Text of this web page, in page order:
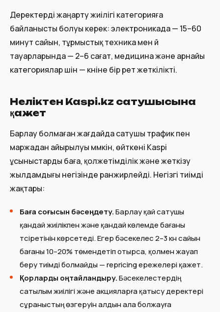
Деректерді жаңарту жиілігі категорияға
байланысты болуы керек: электроникада — 15–60
минут сайын, тұрмыстық техника мен үй
тауарларында — 2–6 сағат, медицина және арнайы
категориялар үшін — күніне бір рет жеткілікті.
Неліктен Kaspi.kz сатушысына
қажет
Барлау болмаған жағдайда сатушы трафик пен
маржадан айырылуы мүмкін, өйткені Kaspi
ұсыныстарды баға, қолжетімділік және жеткізу
жылдамдығы негізінде ранжирлейді. Негізгі тиімді
жақтары:
Баға соғысын бәсеңдету.Барлау қай сатушы
қандай жиілікпен және қандай көлемде бағаны
түсіретінін көрсетеді. Егер бәсекелес 2–3 күн сайын
бағаны 10–20% төмендетіп отырса, қолмен жауап
беру тиімді болмайды — repricing ережелері қажет.
Қорларды оңтайландыру.Бәсекелестердің
сатылым жиілігі және акцияларға қатысу деректері
сұраныстың өзгеруін алдын ала болжауға